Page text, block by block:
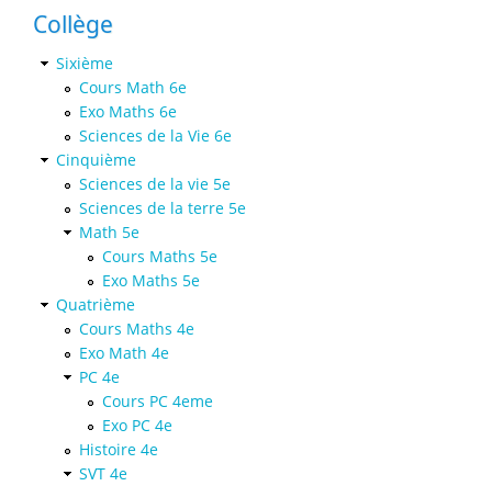
Collège
Sixième
Cours Math 6e
Exo Maths 6e
Sciences de la Vie 6e
Cinquième
Sciences de la vie 5e
Sciences de la terre 5e
Math 5e
Cours Maths 5e
Exo Maths 5e
Quatrième
Cours Maths 4e
Exo Math 4e
PC 4e
Cours PC 4eme
Exo PC 4e
Histoire 4e
SVT 4e